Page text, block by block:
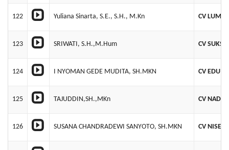
122 Yuliana Sinarta, S.E., S.H., M.Kn CV
123 SRIWATI, S.H.,M.Hum CV
124 I NYOMAN GEDE MUDITA, SH.MKN CV EDU
125 TAJUDDIN,SH.,MKn CV
126 SUSANA CHANDRADEWI SANYOTO, SH.MKN CV NISEL